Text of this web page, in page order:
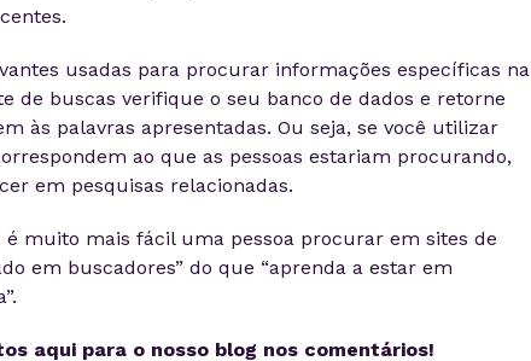
usadas para procurar informações específicas na
de buscas verifique o seu banco de dados e retorne
às palavras apresentadas. Ou seja, se você utilizar
ao que as pessoas estariam procurando,
em pesquisas relacionadas.
muito mais fácil uma pessoa procurar em sites de
em buscadores” do que “aprenda a estar em
aqui para o nosso blog nos comentários!